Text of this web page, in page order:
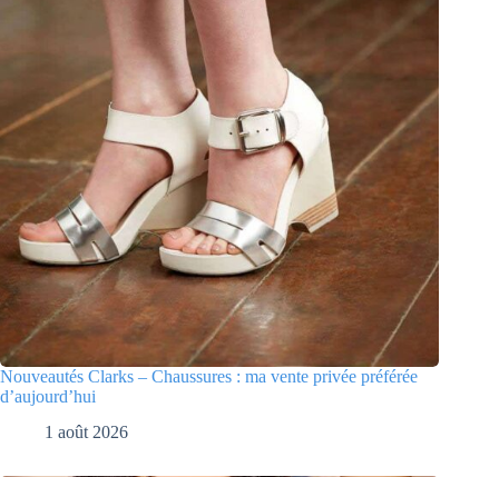
Nouveautés Clarks – Chaussures : ma vente privée préférée
d’aujourd’hui
1 août 2026